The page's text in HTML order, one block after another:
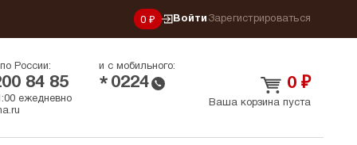
0 ₽ Войти Зарегистрироваться
России:
84 85
и с мобильного:
* 0224
ежедневно
0 ₽
Ваша корзина пуста